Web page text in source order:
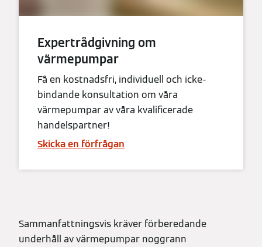
Expertrådgivning om
värmepumpar
Få en kostnadsfri, individuell och icke-
bindande konsultation om våra
värmepumpar av våra kvalificerade
handelspartner!
Skicka en förfrågan
Sammanfattningsvis kräver förberedande
underhåll av värmepumpar noggrann